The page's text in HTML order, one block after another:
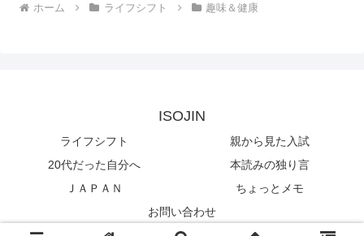
ホーム ライフシフト 趣味＆健康
ISOJIN
ライフシフト
親から見た入試
20代だった自分へ
本読みの独り言
ＪＡＰＡＮ
ちょっとメモ
お問い合わせ